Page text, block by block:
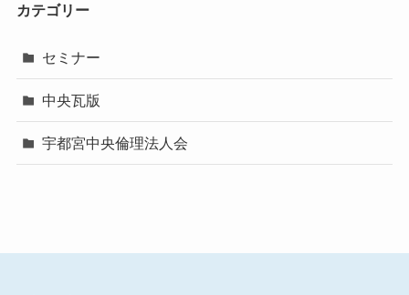
カテゴリー
セミナー
中央瓦版
宇都宮中央倫理法人会